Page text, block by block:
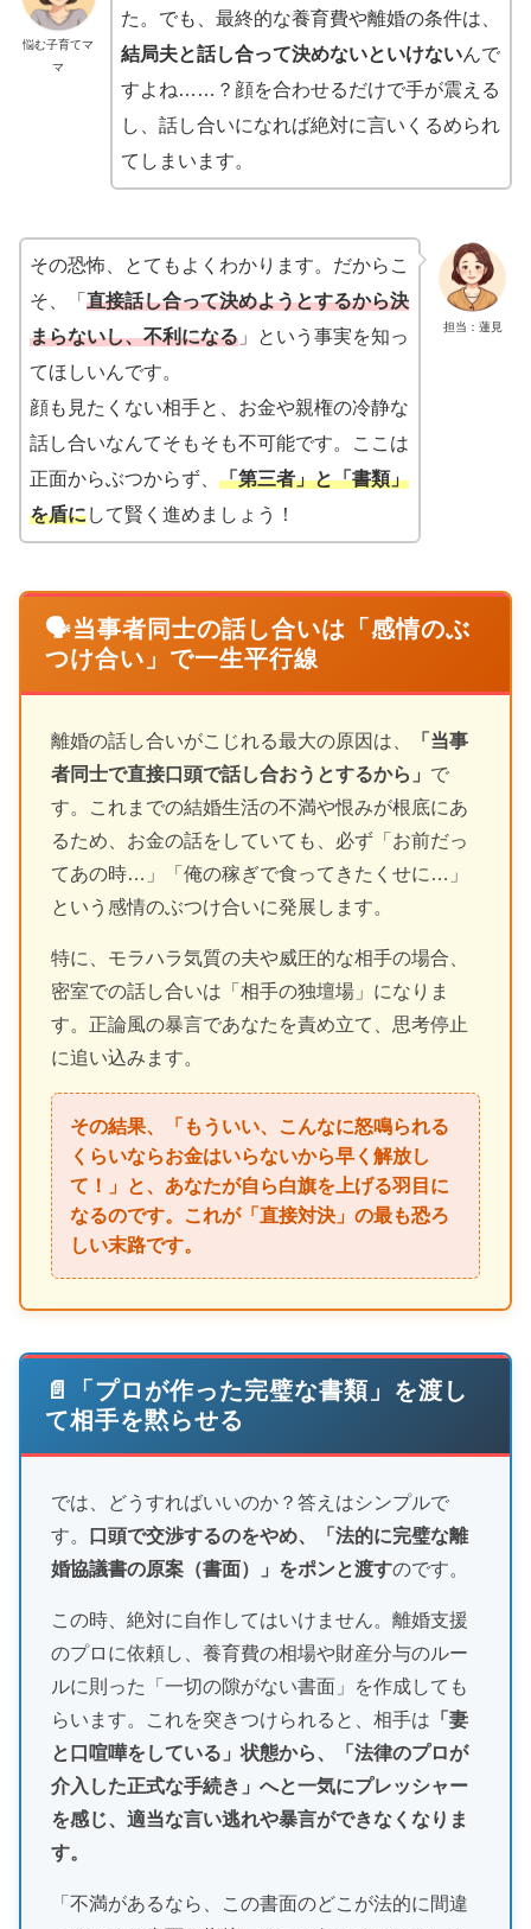
悩む子育てマ
マ
た。でも、最終的な養育費や離婚の条件は、
結局夫と話し合って決めないといけないんで
すよね……？顔を合わせるだけで手が震える
し、話し合いになれば絶対に言いくるめられ
てしまいます。
担当：蓮見
その恐怖、とてもよくわかります。だからこ
そ、「 直接話し合って決めようとするから決
まらないし、不利になる 」という事実を知っ
てほしいんです。
顔も見たくない相手と、お金や親権の冷静な
話し合いなんてそもそも不可能です。ここは
正面からぶつからず、 「第三者」と「書類」
を盾にして賢く進めましょう！
🗣️当事者同士の話し合いは「感情のぶ
つけ合い」で一生平行線
離婚の話し合いがこじれる最大の原因は、
「当事
者同士で直接口頭で話し合おうとするから」 で
す。これまでの結婚生活の不満や恨みが根底にあ
るため、お金の話をしていても、必ず「お前だっ
てあの時…」「俺の稼ぎで食ってきたくせに…」
という感情のぶつけ合いに発展します。
特に、モラハラ気質の夫や威圧的な相手の場合、
密室での話し合いは「相手の独壇場」になりま
す。正論風の暴言であなたを責め立て、思考停止
に追い込みます。
その結果、「もういい、こんなに怒鳴られる
くらいならお金はいらないから早く解放し
て！」と、あなたが自ら白旗を上げる羽目に
なるのです。これが「直接対決」の最も恐ろ
しい末路です。
📄「プロが作った完璧な書類」を渡し
て相手を黙らせる
では、どうすればいいのか？答えはシンプルで
す。
口頭で交渉するのをやめ、「法的に完璧な離
婚協議書の原案（書面）」をポンと渡すのです。
この時、絶対に自作してはいけません。離婚支援
のプロに依頼し、養育費の相場や財産分与のルー
ルに則った「一切の隙がない書面」を作成しても
らいます。これを突きつけられると、相手は 「妻
と口喧嘩をしている」状態から、「法律のプロが
介入した正式な手続き」へと一気にプレッシャー
を感じ、適当な言い逃れや暴言ができなくなりま
す。
「不満があるなら、この書面のどこが法的に間違